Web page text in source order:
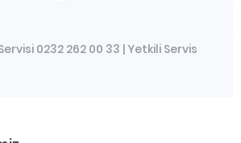
0232 262 00 33 | Yetkili Servis